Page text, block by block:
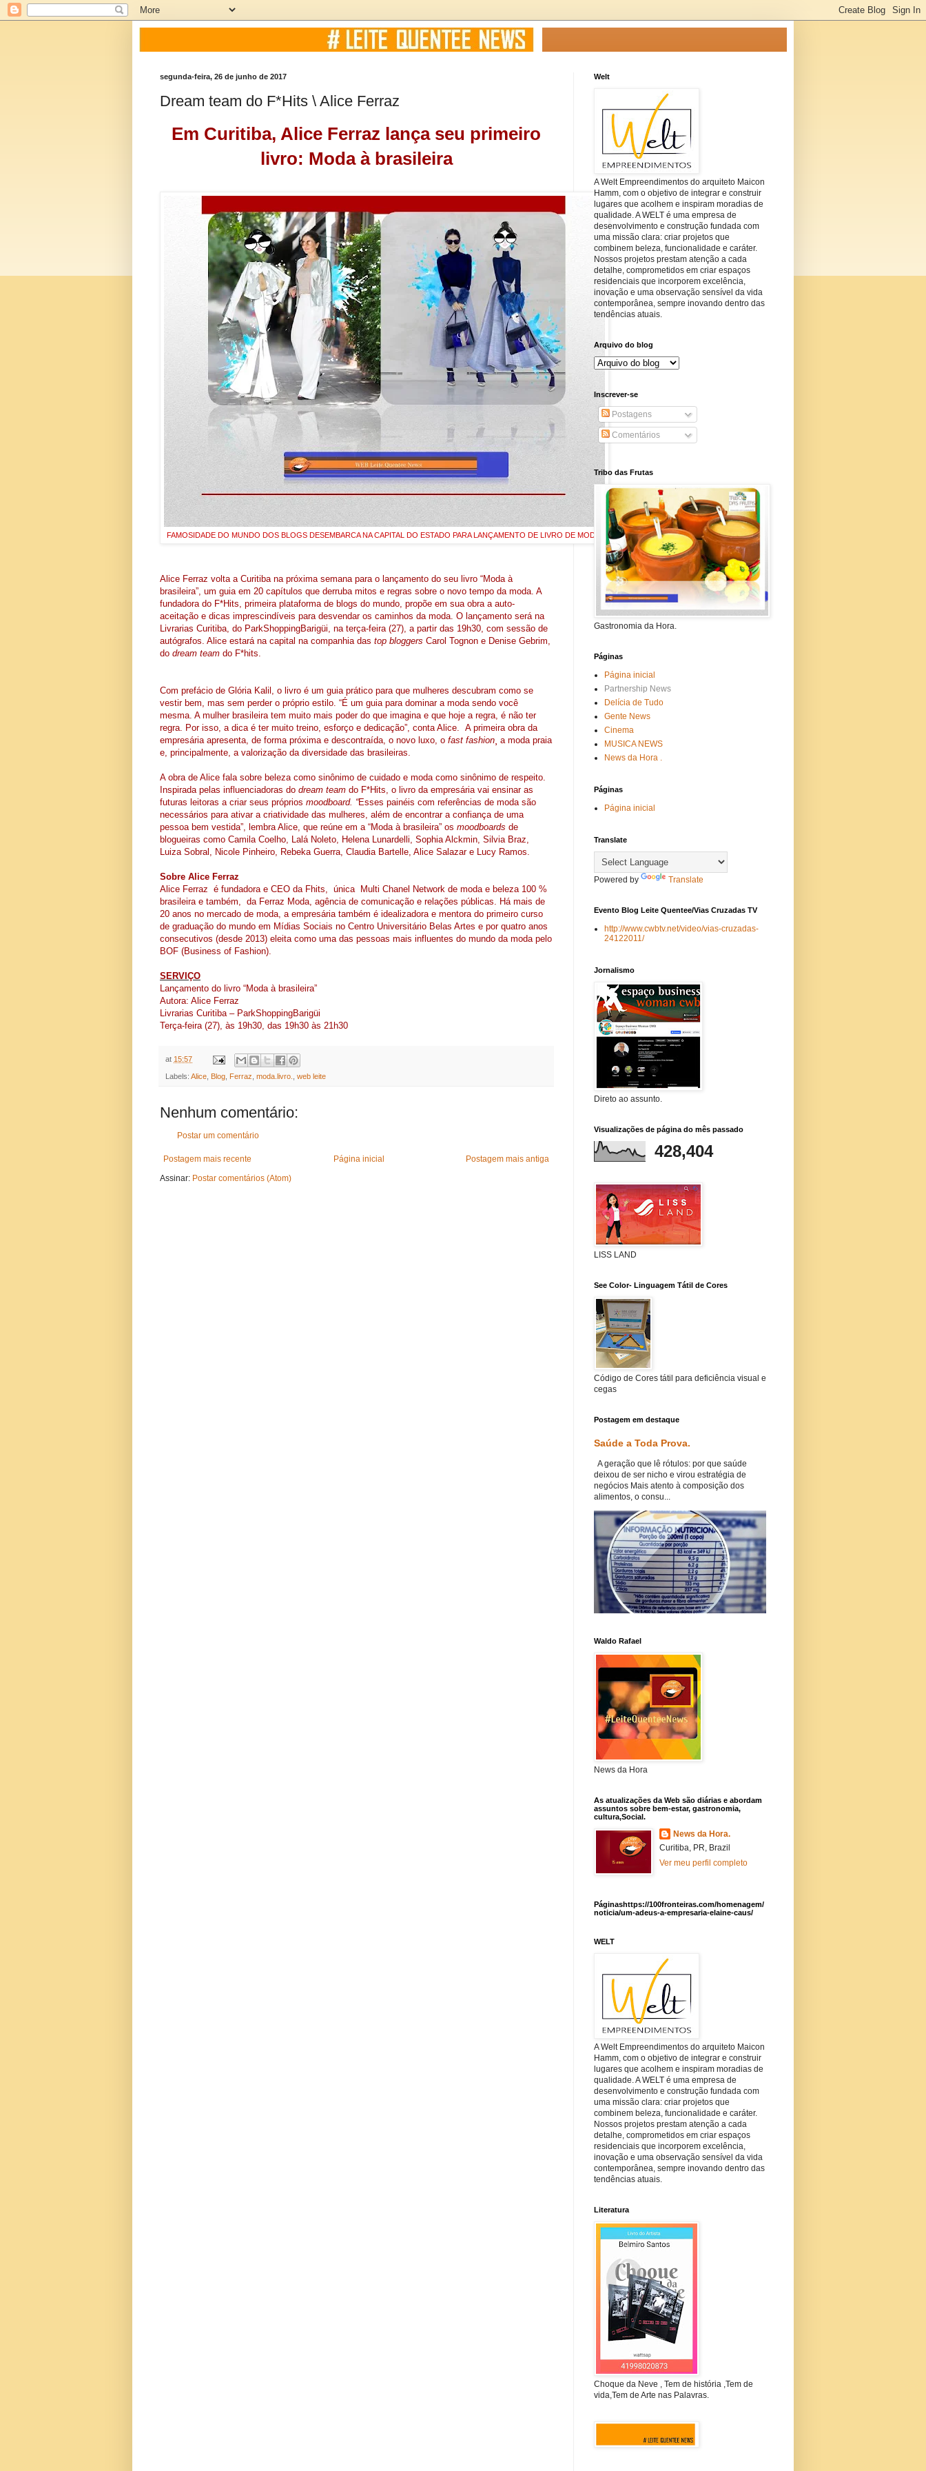
segunda-feira, 26 de junho de 2017
Dream team do F*Hits \ Alice Ferraz
Em Curitiba, Alice Ferraz lança seu primeiro
livro: Moda à brasileira
FAMOSIDADE DO MUNDO DOS BLOGS DESEMBARCA NA CAPITAL DO ESTADO PARA LANÇAMENTO DE LIVRO DE MODA.
Alice Ferraz volta a Curitiba na próxima semana para o lançamento do seu livro “Moda à
brasileira”, um guia em 20 capítulos que derruba mitos e regras sobre o novo tempo da moda. A
fundadora do F*Hits, primeira plataforma de blogs do mundo, propõe em sua obra a auto-
aceitação e dicas imprescindíveis para desvendar os caminhos da moda. O lançamento será na
Livrarias Curitiba, do ParkShoppingBarigüi, na terça-feira (27), a partir das 19h30, com sessão de
autógrafos. Alice estará na capital na companhia das top bloggers Carol Tognon e Denise Gebrim,
do dream team do F*hits.
Com prefácio de Glória Kalil, o livro é um guia prático para que mulheres descubram como se
vestir bem, mas sem perder o próprio estilo. “É um guia para dominar a moda sendo você
mesma. A mulher brasileira tem muito mais poder do que imagina e que hoje a regra, é não ter
regra. Por isso, a dica é ter muito treino, esforço e dedicação”, conta Alice. A primeira obra da
empresária apresenta, de forma próxima e descontraída, o novo luxo, o fast fashion ¸ a moda praia
e, principalmente, a valorização da diversidade das brasileiras.
A obra de Alice fala sobre beleza como sinônimo de cuidado e moda como sinônimo de respeito.
Inspirada pelas influenciadoras do dream team do F*Hits, o livro da empresária vai ensinar as
futuras leitoras a criar seus próprios moodboard. “Esses painéis com referências de moda são
necessários para ativar a criatividade das mulheres, além de encontrar a confiança de uma
pessoa bem vestida”, lembra Alice, que reúne em a “Moda à brasileira” os moodboards de
blogueiras como Camila Coelho, Lalá Noleto, Helena Lunardelli, Sophia Alckmin, Silvia Braz,
Luiza Sobral, Nicole Pinheiro, Rebeka Guerra, Claudia Bartelle, Alice Salazar e Lucy Ramos.
Sobre Alice Ferraz
Alice Ferraz é fundadora e CEO da Fhits, única Multi Chanel Network de moda e beleza 100 %
brasileira e também, da Ferraz Moda, agência de comunicação e relações públicas. Há mais de
20 anos no mercado de moda, a empresária também é idealizadora e mentora do primeiro curso
de graduação do mundo em Mídias Sociais no Centro Universitário Belas Artes e por quatro anos
consecutivos (desde 2013) eleita como uma das pessoas mais influentes do mundo da moda pelo
BOF (Business of Fashion).
SERVIÇO
Lançamento do livro “Moda à brasileira”
Autora: Alice Ferraz
Livrarias Curitiba – ParkShoppingBarigüi
Terça-feira (27), às 19h30, das 19h30 às 21h30
at 15:57
Labels: Alice Blog Ferraz moda.livro. web leite
Nenhum comentário:
Postar um comentário
Postagem mais recente Postagem mais antiga
Página inicial
Assinar: Postar comentários (Atom)
Welt
A Welt Empreendimentos do arquiteto Maicon
Hamm, com o objetivo de integrar e construir
lugares que acolhem e inspiram moradias de
qualidade. A WELT é uma empresa de
desenvolvimento e construção fundada com
uma missão clara: criar projetos que
combinem beleza, funcionalidade e caráter.
Nossos projetos prestam atenção a cada
detalhe, comprometidos em criar espaços
residenciais que incorporem excelência,
inovação e uma observação sensível da vida
contemporânea, sempre inovando dentro das
tendências atuais.
Arquivo do blog
Inscrever-se
Postagens
Comentários
Tribo das Frutas
Gastronomia da Hora.
Páginas
Página inicial
Partnership News
Delícia de Tudo
Gente News
Cinema
MUSICA NEWS
News da Hora .
Páginas
Página inicial
Translate
Powered by Translate
Evento Blog Leite Quentee/Vias Cruzadas TV
http://www.cwbtv.net/video/vias-cruzadas-
24122011/
Jornalismo
Direto ao assunto.
Visualizações de página do mês passado
428,404
LISS LAND
See Color- Linguagem Tátil de Cores
Código de Cores tátil para deficiência visual e
cegas
Postagem em destaque
Saúde a Toda Prova.
A geração que lê rótulos: por que saúde
deixou de ser nicho e virou estratégia de
negócios Mais atento à composição dos
alimentos, o consu...
Waldo Rafael
News da Hora
As atualizações da Web são diárias e abordam
assuntos sobre bem-estar, gastronomia,
cultura,Social.
News da Hora.
Curitiba, PR, Brazil
Ver meu perfil completo
Páginashttps://100fronteiras.com/homenagem/
noticia/um-adeus-a-empresaria-elaine-caus/
WELT
A Welt Empreendimentos do arquiteto Maicon
Hamm, com o objetivo de integrar e construir
lugares que acolhem e inspiram moradias de
qualidade. A WELT é uma empresa de
desenvolvimento e construção fundada com
uma missão clara: criar projetos que
combinem beleza, funcionalidade e caráter.
Nossos projetos prestam atenção a cada
detalhe, comprometidos em criar espaços
residenciais que incorporem excelência,
inovação e uma observação sensível da vida
contemporânea, sempre inovando dentro das
tendências atuais.
Literatura
Choque da Neve , Tem de história ,Tem de
vida,Tem de Arte nas Palavras.